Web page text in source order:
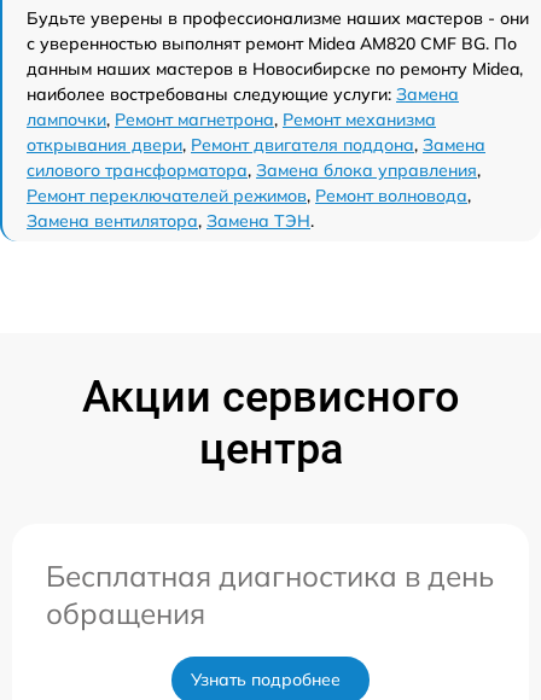
Будьте уверены в профессионализме наших мастеров - они
с уверенностью выполнят ремонт Midea AM820 CMF BG. По
данным наших мастеров в Новосибирске по ремонту Midea,
наиболее востребованы следующие услуги: Замена
лампочки, Ремонт магнетрона, Ремонт механизма
открывания двери, Ремонт двигателя поддона, Замена
силового трансформатора, Замена блока управления,
Ремонт переключателей режимов, Ремонт волновода,
Замена вентилятора, Замена ТЭН.
Акции сервисного
центра
Бесплатная диагностика в день
обращения
Узнать подробнее